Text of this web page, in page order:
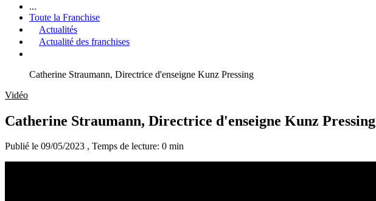
...
Toute la Franchise
Actualités
Actualité des franchises
Catherine Straumann, Directrice d'enseigne Kunz Pressing
Vidéo
Catherine Straumann, Directrice d'enseigne Kunz Pressing
Publié le 09/05/2023 , Temps de lecture: 0 min